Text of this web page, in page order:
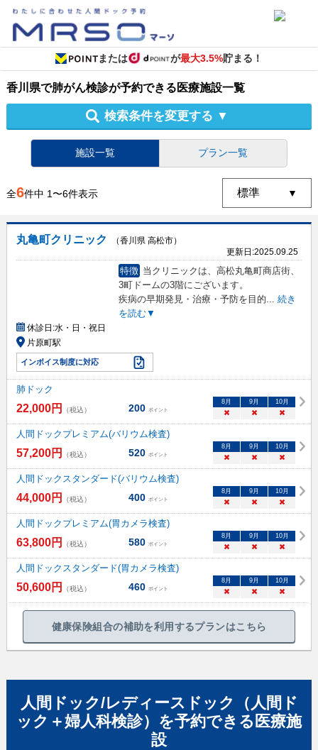
または が最大3.5%貯まる！
香川県で肺がん検診が予約できる医療施設一覧
検索条件を変更する ▼
施設一覧 プラン一覧
全6件中 1〜6件表示
丸亀町クリニック
（香川県 高松市）
更新日:2025.09.25
特徴 当クリニックは、高松丸亀町商店街、
3町ドームの3階にございます。
疾病の早期発見・治療・予防を目的... 続き
を読む▼
休診日:水・日・祝日
片原町駅
インボイス制度に対応
肺ドック
22,000円 （税込） 200 ポイント
8月 9月 10月
× × ×
人間ドックプレミアム(バリウム検査)
57,200円 （税込） 520 ポイント
8月 9月 10月
× × ×
人間ドックスタンダード(バリウム検査)
44,000円 （税込） 400 ポイント
8月 9月 10月
× × ×
人間ドックプレミアム(胃カメラ検査)
63,800円 （税込） 580 ポイント
8月 9月 10月
× × ×
人間ドックスタンダード(胃カメラ検査)
50,600円 （税込） 460 ポイント
8月 9月 10月
× × ×
健康保険組合の補助を利用するプランはこちら
人間ドック/レディースドック（人間ド
ック＋婦人科検診） を予約できる 医療施
設